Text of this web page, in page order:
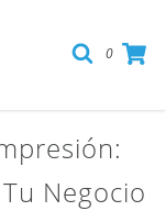
0
Negocio